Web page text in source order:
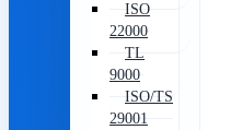
ISO
22000
TL
9000
ISO/TS
29001